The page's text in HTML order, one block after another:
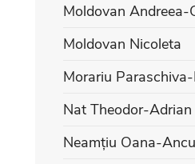
Moldovan Andreea-
Moldovan Nicoleta
Morariu
Nat Theodor-Adrian
Neamțiu Oana-